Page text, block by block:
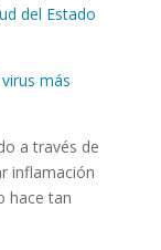
del Estado
más
a través de
inflamación
hace tan